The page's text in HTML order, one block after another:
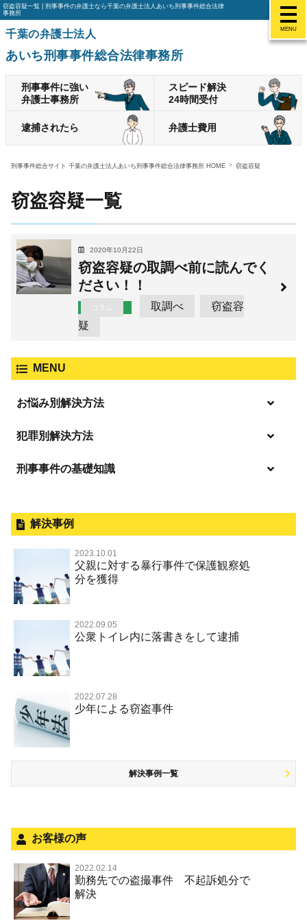
MENU
窃盗容疑一覧 | 刑事事件の弁護士なら千葉の弁護士法人あいち刑事事件総合法律
事務所
千葉の弁護士法人
あいち刑事事件総合法律事務所
刑事事件に強い
弁護士事務所
スピード解決
24時間受付
逮捕されたら 弁護士費用
刑事事件総合サイト 千葉の弁護士法人あいち刑事事件総合法律事務所 HOME 窃盗容疑
窃盗容疑一覧
2020年10月22日
窃盗容疑の取調べ前に読んでく
ださい！！
コラム 取調べ
窃盗容
疑
MENU
お悩み別解決方法
逮捕の不安や悩み
無実・無罪を証明してほしい
示談で解決してほしい
執行猶予にしてほしい
事件のことを秘密にしたい
被害届・告訴・告発されたら
犯罪別解決方法
事件別－暴力事件
過失致死・過失傷害
器物損壊
脅迫・強要
業務妨害罪
公務執行妨害罪
逮捕・監禁
暴行・傷害
略取・誘拐・人身売買
性犯罪 TOP
淫行・援助交際（児童買春、淫行条例、児童福祉法違反）
不同意性交等罪（旧 強制性交等罪，準強制性交等罪），
監護者性交等罪
不同意わいせつ（旧 強制わいせつ，準強制わいせつ）
公然わいせつ罪，わいせつ物頒布等罪，淫行勧誘罪
児童ポルノ リベンジポルノ
盗撮，のぞき行為
事件別－財産犯
財産犯 TOP
横領 背任
窃盗罪
恐喝
盗品売買・譲り受け等
事件別－薬物事件
薬物事件 TOP
覚せい剤
危険ドラッグ
大麻
麻薬及び向精神薬
事件別－交通違反・交通事故
交通違反・交通事故 TOP
交通事故 交通違反と刑事事件
自転車事故
人身事故・死亡事故
無免許運転
その他 TOP
児童虐待・保護責任者遺棄
住居侵入等
銃刀法違反
ストーカー事件
不正競争防止法
風営法・風適法違反
文書偽造・偽造文書行使
著作権法違反・商標法違反
刑事事件の基礎知識
刑事裁判の概要・手続
公務員の逮捕・刑事事件
控訴・上告
国選弁護士と私選弁護士の違い
司法取引・刑事免責
取調べの注意点
少年事件の手続と特色
少年事件の処分
被害届・告訴・告発の不安や悩み
面会・差し入れ
解決事例
2023.10.01
父親に対する暴行事件で保護観察処
分を獲得
2022.09.05
公衆トイレ内に落書きをして逮捕
2022.07.28
少年による窃盗事件
解決事例一覧
お客様の声
2022.02.14
勤務先での盗撮事件 不起訴処分で
解決